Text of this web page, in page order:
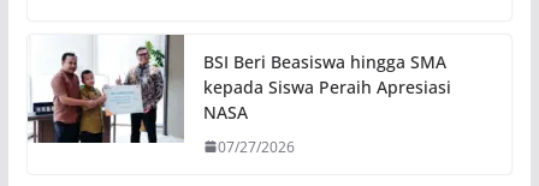
BSI Beri Beasiswa hingga SMA
kepada Siswa Peraih Apresiasi
NASA
07/27/2026